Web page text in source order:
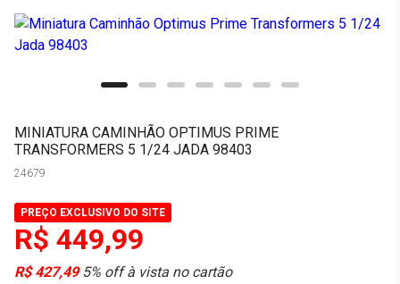
MINIATURA CAMINHÃO OPTIMUS PRIME
TRANSFORMERS 5 1/24 JADA 98403
24679
PREÇO EXCLUSIVO DO SITE
R$ 449,99
R$ 427,495% off à vista no cartão